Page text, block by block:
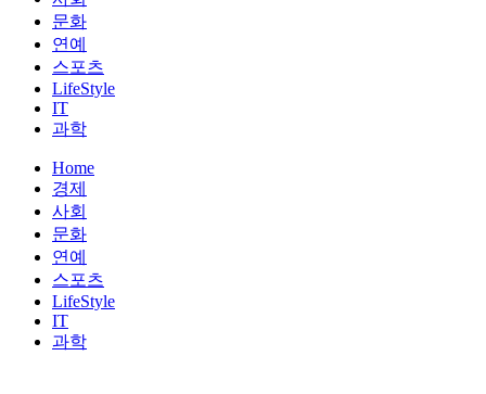
문화
연예
스포츠
LifeStyle
IT
과학
Home
경제
사회
문화
연예
스포츠
LifeStyle
IT
과학